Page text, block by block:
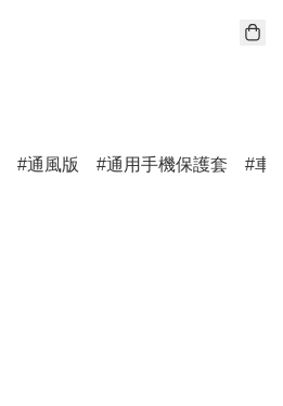
通風版 通用手機保護套
車